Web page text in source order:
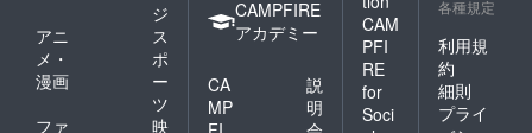
ジ
アニ
メ・
漫画
ス
ポ
ー
ツ
ファ
映
CAMPFIRE
アカデミー
CA
MP
説
明
CAM
PFI
RE
for
Soci
各種規定
利用規
約
細則
プライ